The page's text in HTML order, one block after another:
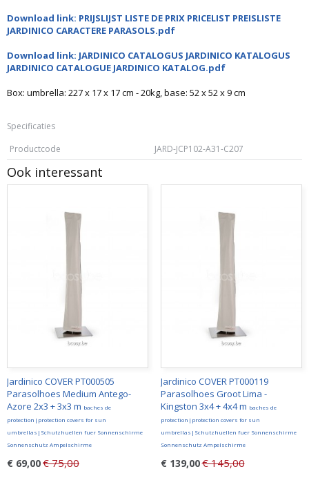
Download link: PRIJSLIJST LISTE DE PRIX PRICELIST PREISLISTE
JARDINICO CARACTERE PARASOLS.pdf
Download link: JARDINICO CATALOGUS JARDINICO KATALOGUS
JARDINICO CATALOGUE JARDINICO KATALOG.pdf
Box: umbrella: 227 x 17 x 17 cm - 20kg, base: 52 x 52 x 9 cm
Specificaties
Productcode
JARD-JCP102-A31-C207
Ook interessant
Jardinico COVER PT000505
Parasolhoes Medium Antego-
Azore 2x3 + 3x3 m baches de
protection|protection covers for sun
umbrellas|Schutzhuellen fuer Sonnenschirme
Sonnenschutz Ampelschirme
€ 69,00€ 75,00
Jardinico COVER PT000119
Parasolhoes Groot Lima -
Kingston 3x4 + 4x4 m baches de
protection|protection covers for sun
umbrellas|Schutzhuellen fuer Sonnenschirme
Sonnenschutz Ampelschirme
€ 139,00€ 145,00